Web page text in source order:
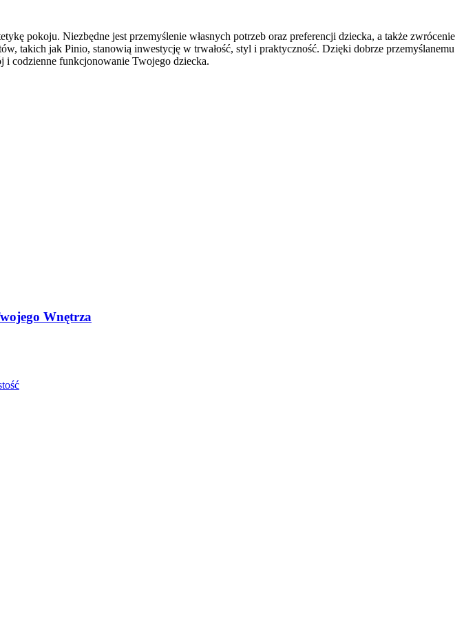
pokoju. Niezbędne jest przemyślenie własnych potrzeb oraz preferencji dziecka, a także zwrócenie
takich jak Pinio, stanowią inwestycję w trwałość, styl i praktyczność. Dzięki dobrze przemyślanemu
i codzienne funkcjonowanie Twojego dziecka.
Wnętrza